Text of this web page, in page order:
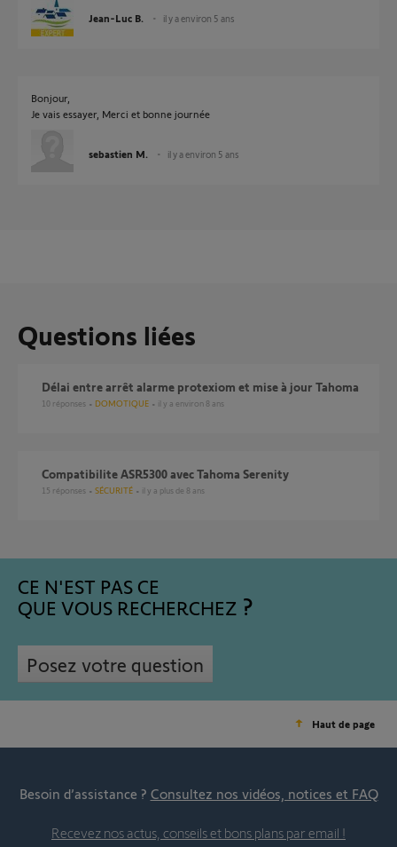
Jean-Luc B. il y a environ 5 ans
Bonjour,
Je vais essayer, Merci et bonne journée
sebastien M. il y a environ 5 ans
Questions liées
Délai entre arrêt alarme protexiom et mise à jour Tahoma
10 réponses DOMOTIQUE il y a environ 8 ans
Compatibilite ASR5300 avec Tahoma Serenity
15 réponses SÉCURITÉ il y a plus de 8 ans
CE N'EST PAS CE
QUE VOUS RECHERCHEZ
Posez votre question
Haut de page
Besoin d’assistance ? Consultez nos vidéos, notices et FAQ
Recevez nos actus, conseils et bons plans par email !